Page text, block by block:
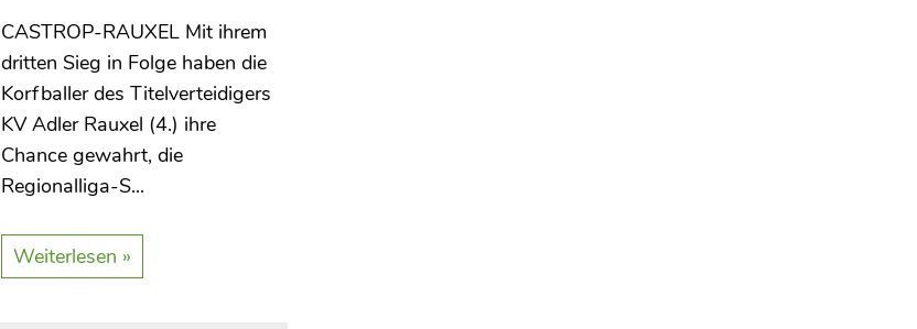
CASTROP-RAUXEL Mit ihrem
dritten Sieg in Folge haben die
Korfballer des Titelverteidigers
KV Adler Rauxel (4.) ihre
Chance gewahrt, die
Regionalliga-S...
Weiterlesen »